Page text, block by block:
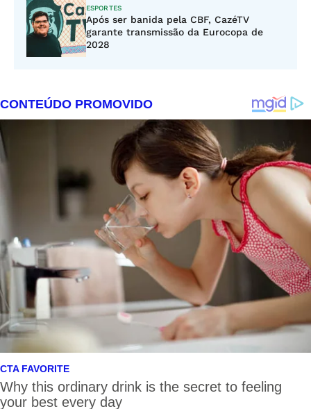
ESPORTES
Após ser banida pela CBF, CazéTV
garante transmissão da Eurocopa de
2028